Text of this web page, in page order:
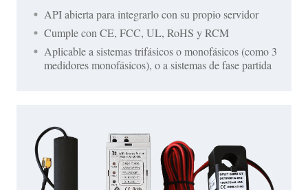
API abierta para integrarlo con su propio servidor
Cumple con CE, FCC, UL, RoHS y RCM
Aplicable a sistemas trifásicos o monofásicos (como 3
medidores monofásicos), o a sistemas de fase partida